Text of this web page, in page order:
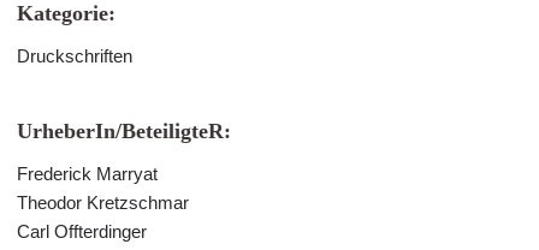
Kategorie:
Druckschriften
UrheberIn/BeteiligteR:
Frederick Marryat
Theodor Kretzschmar
Carl Offterdinger